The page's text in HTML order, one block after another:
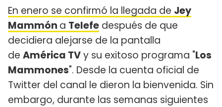
En enero se confirmó la llegada de Jey
Mammón a Telefe después de que
decidiera alejarse de la pantalla
de América TVy su exitoso programa "Los
Mammones". Desde la cuenta oficial de
Twitter del canal le dieron la bienvenida. Sin
embargo, durante las semanas siguientes